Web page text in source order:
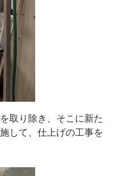
取り除き、そこに新た
して、仕上げの工事を